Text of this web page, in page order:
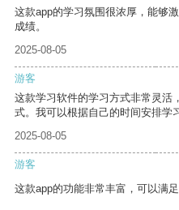
这款app的学习氛围很浓厚，能够
成绩。
2025-08-05
游客
这款学习软件的学习方式非常灵活
式。我可以根据自己的时间安排学
2025-08-05
游客
这款app的功能非常丰富，可以满